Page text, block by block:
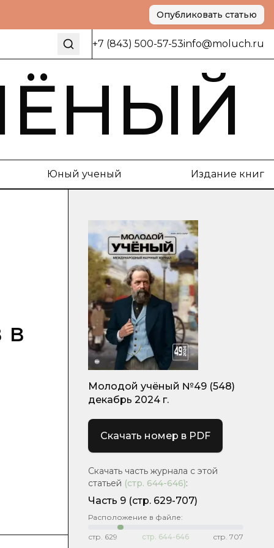
Опубликовать статью
+7 (843) 500-57-53info@moluch.ru
Юный ученый Издание книг
в
Молодой учёный №49 (548)
декабрь 2024 г.
Скачать номер в PDF
Скачать часть журнала с этой
статьей (стр. 644-646):
Часть 9 (стр. 629-707)
Расположение в файле:
стр. 629 стр. 644-646 стр. 707